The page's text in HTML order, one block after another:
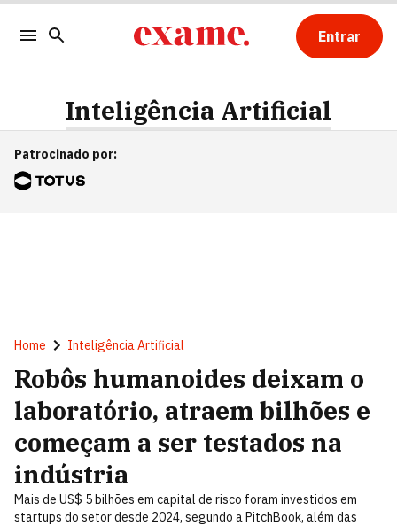
Entrar
Inteligência Artificial
Patrocinado por:
Home Inteligência Artificial
Robôs humanoides deixam o
laboratório, atraem bilhões e
começam a ser testados na
indústria
Mais de US$ 5 bilhões em capital de risco foram investidos em
startups do setor desde 2024, segundo a PitchBook, além das